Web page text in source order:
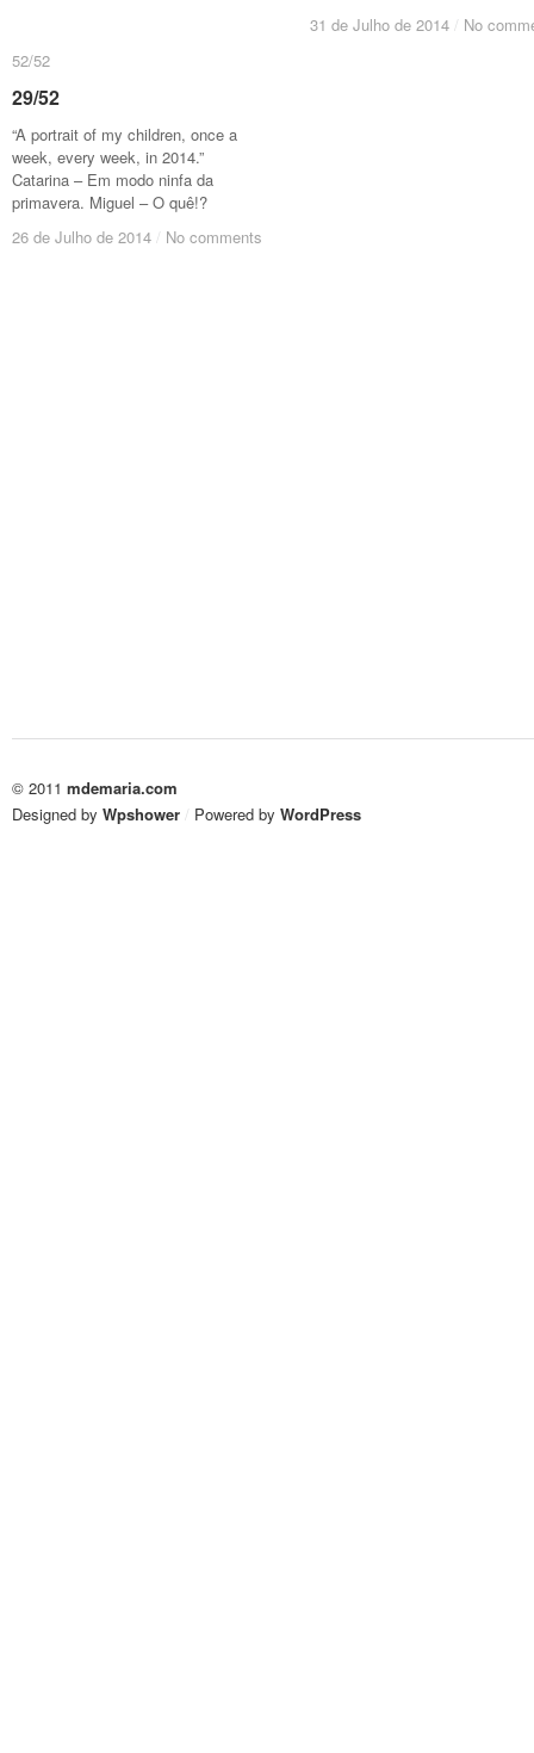
31 de Julho de 2014 / No
31 de Julho de 2014 / No
52/52
29/52
“A portrait of my children, once a
week, every week, in 2014.”
Catarina – Em modo ninfa da
primavera. Miguel – O quê!?
26 de Julho de 2014 / No comments
52/52
29/52
26 de Julho de 2014 / No comments
© 2011 mdemaria.com
Designed by Wpshower / Powered by WordPress